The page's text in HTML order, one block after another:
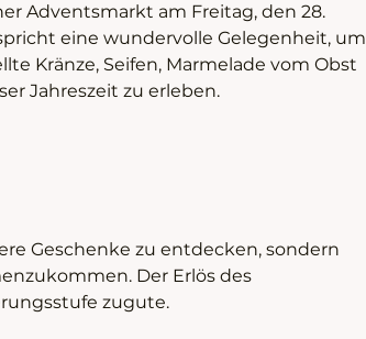
Adventsmarkt am Freitag, den 28.
eine wundervolle Gelegenheit, um
Kränze, Seifen, Marmelade vom Obst
Jahreszeit zu erleben.
Geschenke zu entdecken, sondern
Der Erlös des
zugute.